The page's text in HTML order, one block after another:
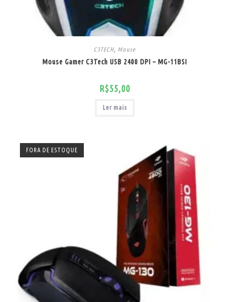
C3TECH Mouse
Mouse Gamer C3Tech USB 2400 DPI – MG-11BSI
R$55,00
Ler mais
FORA DE ESTOQUE